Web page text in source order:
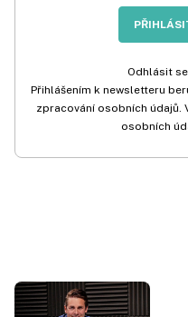
Odhlásit
Přihlášením k newsletteru
zpracování osobních údajů.
osobních